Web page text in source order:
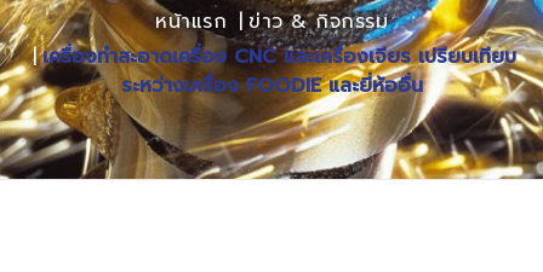
หน้าแรก
ข่าว & กิจกรรม
เครื่องทำสะอาดเครื่อง CNC และเครื่องเจียร เปรียบเทียบ
ระหว่างเครื่อง FOODIE และยี่ห้ออื่น